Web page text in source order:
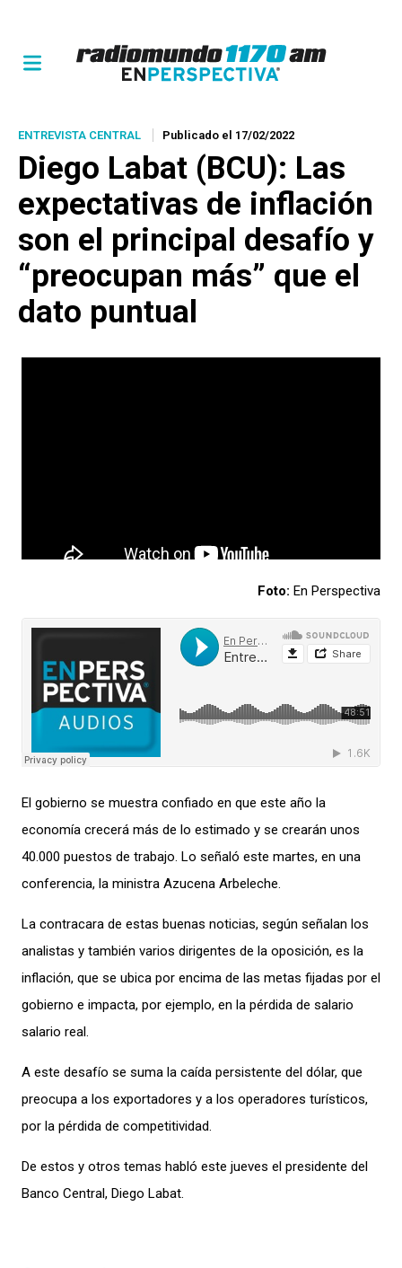
ENTREVISTA CENTRAL Publicado el 17/02/2022
Diego Labat (BCU): Las
expectativas de inflación
son el principal desafío y
“preocupan más” que el
dato puntual
Foto: En Perspectiva
El gobierno se muestra confiado en que este año la
economía crecerá más de lo estimado y se crearán unos
40.000 puestos de trabajo. Lo señaló este martes, en una
conferencia, la ministra Azucena Arbeleche.
La contracara de estas buenas noticias, según señalan los
analistas y también varios dirigentes de la oposición, es la
inflación, que se ubica por encima de las metas fijadas por el
gobierno e impacta, por ejemplo, en la pérdida de salario
salario real.
A este desafío se suma la caída persistente del dólar, que
preocupa a los exportadores y a los operadores turísticos,
por la pérdida de competitividad.
De estos y otros temas habló este jueves el presidente del
Banco Central, Diego Labat.